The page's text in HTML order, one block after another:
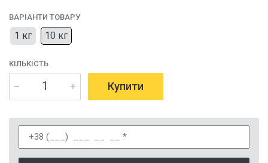
ВАРІАНТИ ТОВАРУ
1 кг 10 кг
КІЛЬКІСТЬ
Купити